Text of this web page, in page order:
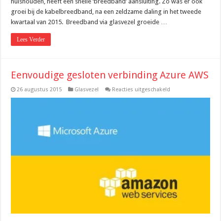
groei bij de kabelbreedband, na een zeldzame daling in het tweede
kwartaal van 2015. Breedband via glasvezel groeide …
Lees Verder
Eenvoudige gesloten verbinding Azure AWS
26 augustus 2015 Glasvezel Reacties uitgeschakeld